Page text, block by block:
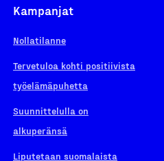
Kampanjat
Nollatilanne
Tervetuloa kohti positiivista
työelämäpuhetta
Suunnittelulla on
alkuperänsä
Liputetaan suomalaista